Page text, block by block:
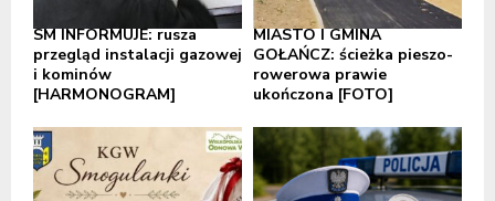
SM INFORMUJE: rusza
przegląd instalacji gazowej
i kominów
[HARMONOGRAM]
MIASTO I GMINA
GOŁAŃCZ: ścieżka pieszo-
rowerowa prawie
ukończona [FOTO]